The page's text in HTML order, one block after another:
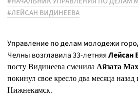
#ЛЕЙСАН ВИДИНЕЕВА
Управление по делам молодежи
Челны возглавила 33-летняяЛейсан
посту Видинеева сменила Айзата
покинул свое кресло два месяца назад
Нижнекамск.